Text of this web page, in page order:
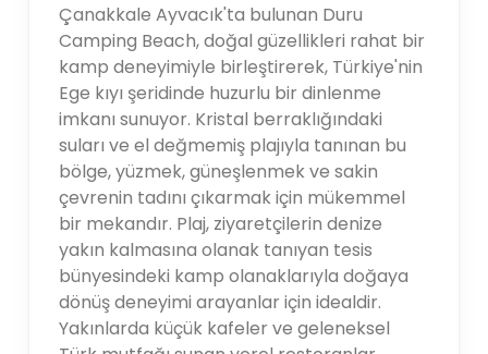
Çanakkale Ayvacık'ta bulunan Duru
Camping Beach, doğal güzellikleri rahat bir
kamp deneyimiyle birleştirerek, Türkiye'nin
Ege kıyı şeridinde huzurlu bir dinlenme
imkanı sunuyor. Kristal berraklığındaki
suları ve el değmemiş plajıyla tanınan bu
bölge, yüzmek, güneşlenmek ve sakin
çevrenin tadını çıkarmak için mükemmel
bir mekandır. Plaj, ziyaretçilerin denize
yakın kalmasına olanak tanıyan tesis
bünyesindeki kamp olanaklarıyla doğaya
dönüş deneyimi arayanlar için idealdir.
Yakınlarda küçük kafeler ve geleneksel